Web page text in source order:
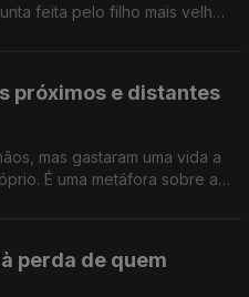
feita pelo filho mais velho.
próximos e distantes
mas gastaram uma vida a
É uma metáfora sobre a
perda de quem